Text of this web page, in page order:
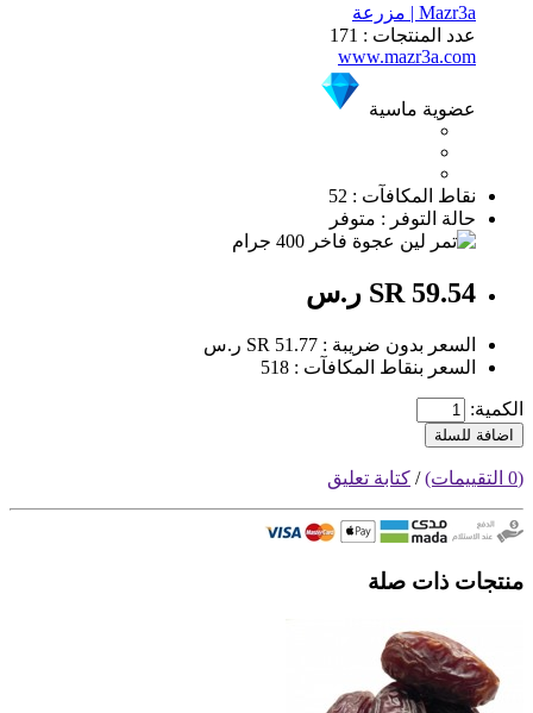
Mazr3a | مزرعة
عدد المنتجات : 171
www.mazr3a.com
عضوية ماسية
نقاط المكافآت : 52
حالة التوفر : متوفر
SR 59.54 ر.س
السعر بدون ضريبة : SR 51.77 ر.س
السعر بنقاط المكافآت : 518
الكمية:
اضافة للسلة
(0 التقييمات) / كتابة تعليق
منتجات ذات صلة